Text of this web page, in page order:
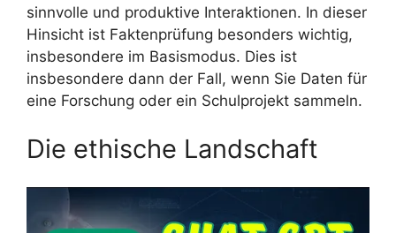
sinnvolle und produktive Interaktionen. In dieser
Hinsicht ist Faktenprüfung besonders wichtig,
insbesondere im Basismodus. Dies ist
insbesondere dann der Fall, wenn Sie Daten für
eine Forschung oder ein Schulprojekt sammeln.
Die ethische Landschaft